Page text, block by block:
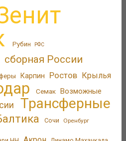
Рубин РФС
сборная России
Карпин Ростов Крылья
Семак Возможные
Трансферные
Сочи Оренбург